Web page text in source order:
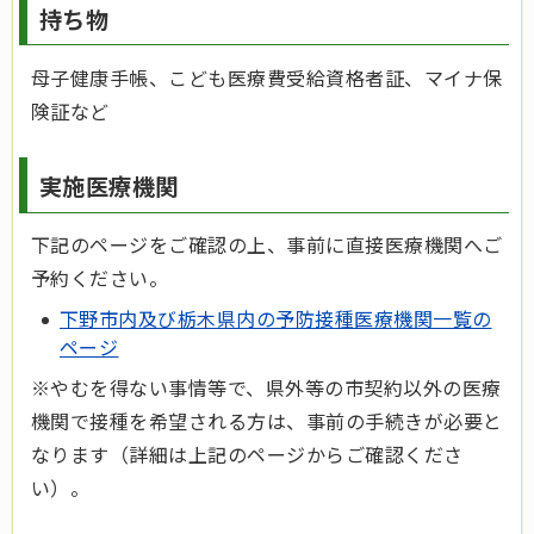
持ち物
母子健康手帳、こども医療費受給資格者証、マイナ保
険証など
実施医療機関
下記のページをご確認の上、事前に直接医療機関へご
予約ください。
下野市内及び栃木県内の予防接種医療機関一覧の
ページ
※やむを得ない事情等で、県外等の市契約以外の医療
機関で接種を希望される方は、事前の手続きが必要と
なります（詳細は上記のページからご確認くださ
い）。